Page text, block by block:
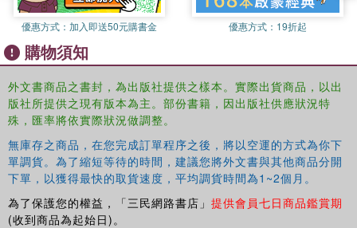
優惠方式： 加入即送50元購書金 優惠方式： 19折起
購物須知
外文書商品之書封，為出版社提供之樣本。實際出貨商品，以出
版社所提供之現有版本為主。部份書籍，因出版社供應狀況特
殊，匯率將依實際狀況做調整。
無庫存之商品，在您完成訂單程序之後，將以空運的方式為你下
單調貨。為了縮短等待的時間，建議您將外文書與其他商品分開
下單，以獲得最快的取貨速度，平均調貨時間為1~2個月。
為了保護您的權益，「三民網路書店」 提供會員七日商品鑑賞期
(收到商品為起始日)。